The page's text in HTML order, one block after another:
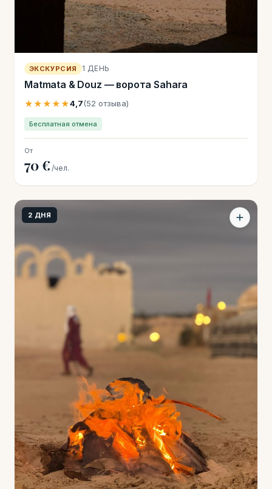
ЭКСКУРСИЯ 1 ДЕНЬ
Matmata & Douz — ворота Sahara
★★★★★4,7(52 отзыва)
Бесплатная отмена
От
70 € /чел.
2 ДНЯ